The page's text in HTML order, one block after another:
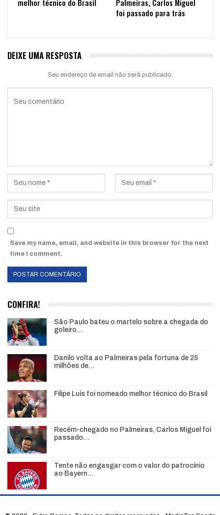
melhor técnico do Brasil
Palmeiras, Carlos Miguel
foi passado para trás
DEIXE UMA RESPOSTA
Seu endereço de email não será publicado.
Save my name, email, and website in this browser for the next
time I comment.
CONFIRA!
São Paulo bateu o martelo sobre a chegada do
goleiro…
Danilo volta ao Palmeiras pela fortuna de 25
milhões de…
Filipe Luís foi nomeado melhor técnico do Brasil
Recém-chegado no Palmeiras, Carlos Miguel foi
passado…
Tente não engasgar com o valor do patrocínio
ao Bayern…